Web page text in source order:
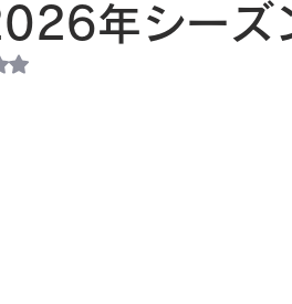
年シーズ
星のうちNaNと評価されています。